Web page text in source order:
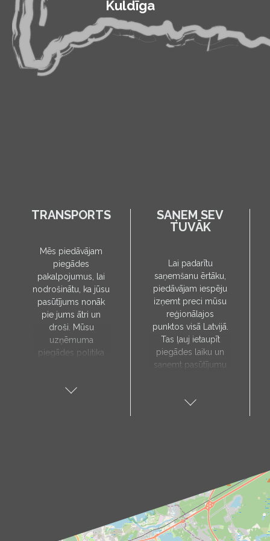
Kuldīga
TRANSPORTS
Mēs piedāvājam
piegādes
pakalpojumus, lai
nodrošinātu, ka jūsu
pasūtījums nonāk
pie jums ātri un
droši. Mūsu
uzņēmuma
piegādes politika
uz jūsu norādīto
sazināsies, lai
SAŅEM SEV
TUVĀK
Lai padarītu
saņemšanu ērtāku,
piedāvājam iespēju
izņemt preci mūsu
reģionālajos
punktos visā Latvijā.
Tas ļauj ietaupīt
piegādes laiku un
saņemt pasūtījumu
saņemšanas punkti:
Saulkrasti, Talsi,
Tukums, Valka,
Valmiera.
Kā sazināties?